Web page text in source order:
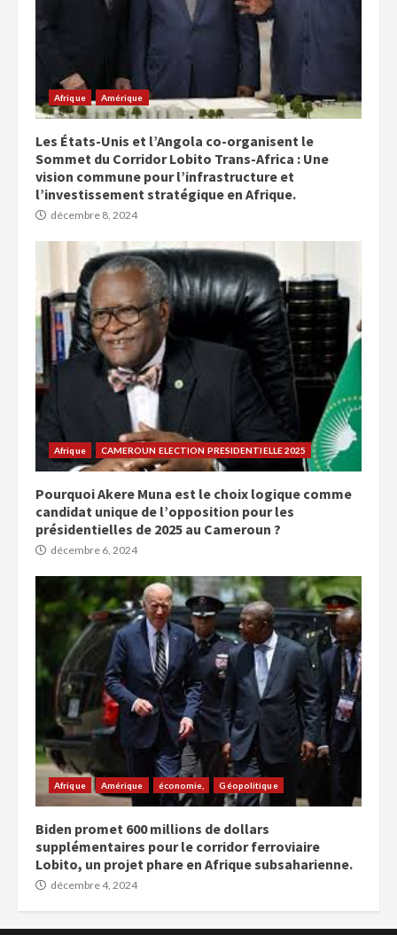
Afrique Amérique
Les États-Unis et l’Angola co-organisent le
Sommet du Corridor Lobito Trans-Africa : Une
vision commune pour l’infrastructure et
l’investissement stratégique en Afrique.
décembre 8, 2024
Afrique CAMEROUN ELECTION PRESIDENTIELLE 2025
Pourquoi Akere Muna est le choix logique comme
candidat unique de l’opposition pour les
présidentielles de 2025 au Cameroun ?
décembre 6, 2024
Afrique Amérique économie, Géopolitique
Biden promet 600 millions de dollars
supplémentaires pour le corridor ferroviaire
Lobito, un projet phare en Afrique subsaharienne.
décembre 4, 2024